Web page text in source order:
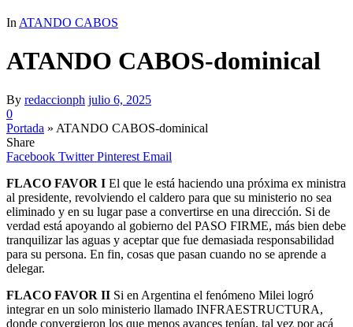
In ATANDO CABOS
ATANDO CABOS-dominical
By redaccionph julio 6, 2025
0
Portada » ATANDO CABOS-dominical
Share
Facebook Twitter Pinterest Email
FLACO FAVOR I El que le está haciendo una próxima ex ministra
al presidente, revolviendo el caldero para que su ministerio no sea
eliminado y en su lugar pase a convertirse en una dirección. Si de
verdad está apoyando al gobierno del PASO FIRME, más bien debe
tranquilizar las aguas y aceptar que fue demasiada responsabilidad
para su persona. En fin, cosas que pasan cuando no se aprende a
delegar.
FLACO FAVOR II Si en Argentina el fenómeno Milei logró
integrar en un solo ministerio llamado INFRAESTRUCTURA,
donde convergieron los que menos avances tenían, tal vez por acá